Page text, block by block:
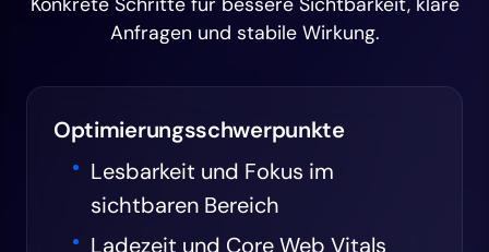
Anfragen und stabile Wirkung.
Optimierungsschwerpunkte
Lesbarkeit und Fokus im
sichtbaren Bereich
Ladezeit und Core Web Vitals